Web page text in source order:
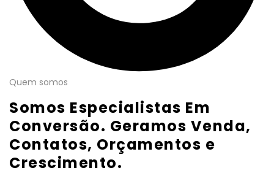
Quem somos
Somos Especialistas Em
Conversão. Geramos Venda,
Contatos, Orçamentos e
Crescimento.